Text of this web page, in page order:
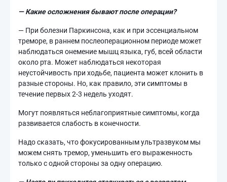
— Какие осложнения бывают после операции?
— При болезни Паркинсона, как и при эссенциальном
треморе, в раннем послеоперационном периоде может
наблюдаться онемение мышц языка, губ, всей области
около рта. Может наблюдаться некоторая
неустойчивость при ходьбе, пациента может клонить в
разные стороны. Но, как правило, эти симптомы в
течение первых 2-3 недель уходят.
Могут появляться неблагоприятные симптомы, когда
развивается слабость в конечности.
Надо сказать, что фокусированным ультразвуком мы
можем снять тремор, уменьшить его выраженность
только с одной стороны за одну операцию.